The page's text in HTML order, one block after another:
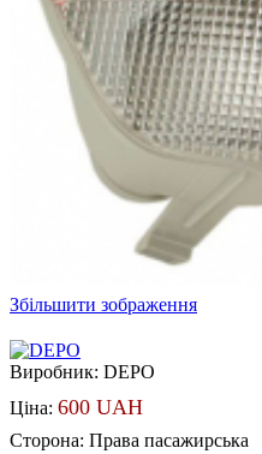
Збільшити зображення
Виробник: DEPO
Ціна: 600 UAH
Сторона: Права пасажирська